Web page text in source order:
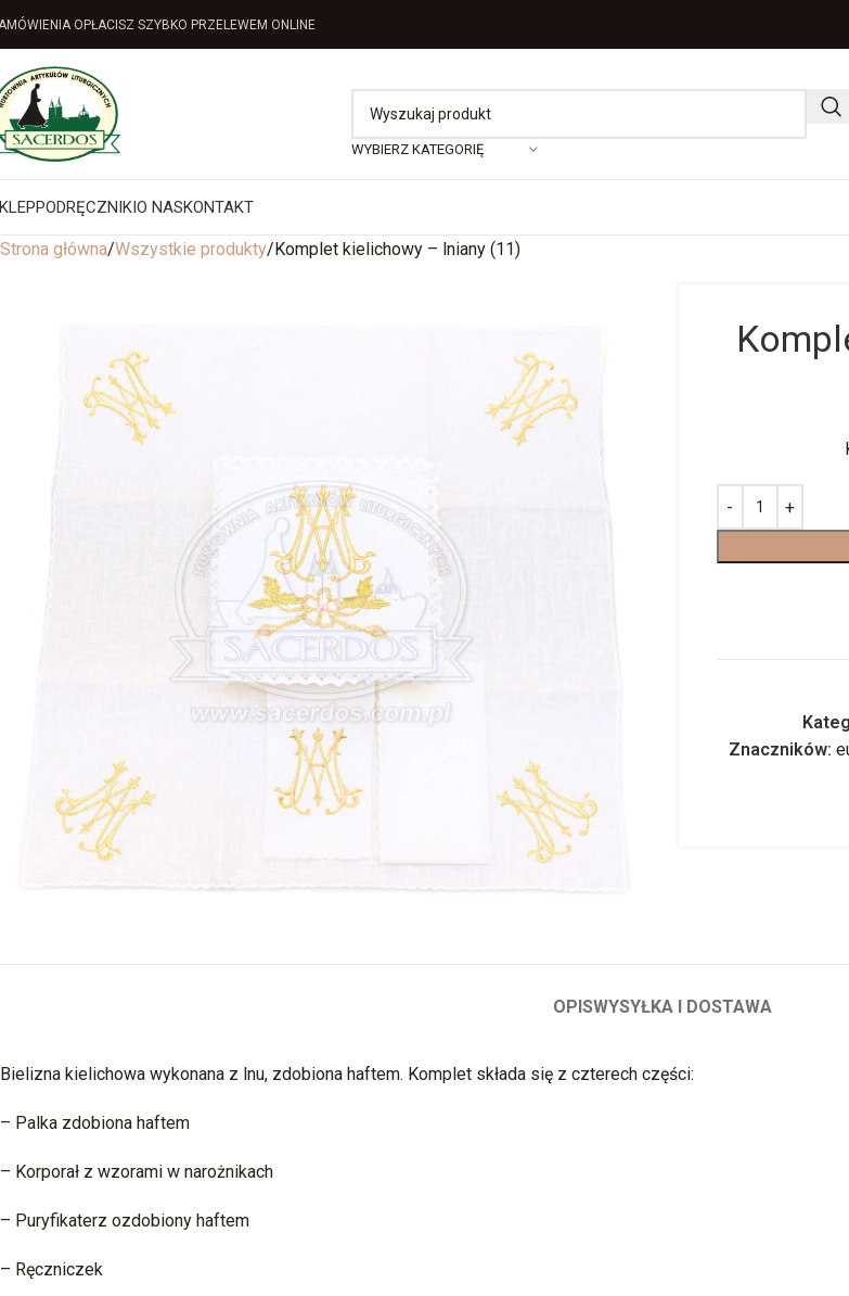
OPŁACISZ SZYBKO PRZELEWEM ONLINE
WYBIERZ KATEGORIĘ
PODRĘCZNIKIO NASKONTAKT
Strona główna Wszystkie produkty Komplet kielichowy – lniany (11)
Znaczników:
OPISWYSYŁKA I DOSTAWA
Bielizna kielichowa wykonana z lnu, zdobiona haftem. Komplet składa się z czterech części:
– Palka zdobiona haftem
– Korporał z wzorami w narożnikach
– Puryfikaterz ozdobiony haftem
– Ręczniczek